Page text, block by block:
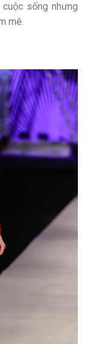
sống nhưng
mê.